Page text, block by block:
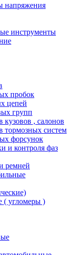
напряжения
инструменты
пробок
цепей
групп
, салонов
тормозных систем
форсунок
и контроля фаз
ремней
( угломеры )